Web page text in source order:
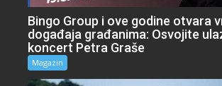
Bingo Group i ove godine otvara
događaja građanima: Osvojite
koncert Petra Graše
Magazin